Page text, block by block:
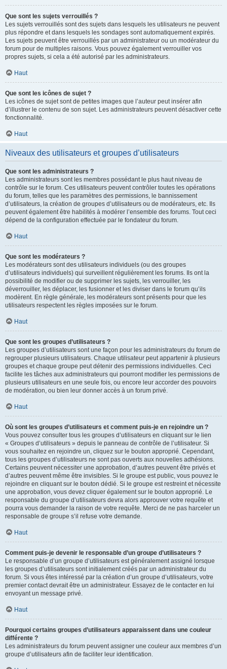
Que sont les sujets verrouillés ?
Les sujets verrouillés sont des sujets dans lesquels les utilisateurs ne peuvent
plus répondre et dans lesquels les sondages sont automatiquement expirés.
Les sujets peuvent être verrouillés par un administrateur ou un modérateur du
forum pour de multiples raisons. Vous pouvez également verrouiller vos
propres sujets, si cela a été autorisé par les administrateurs.
Haut
Que sont les icônes de sujet ?
Les icônes de sujet sont de petites images que l’auteur peut insérer afin
d’illustrer le contenu de son sujet. Les administrateurs peuvent désactiver cette
fonctionnalité.
Haut
Niveaux des utilisateurs et groupes d’utilisateurs
Que sont les administrateurs ?
Les administrateurs sont les membres possédant le plus haut niveau de
contrôle sur le forum. Ces utilisateurs peuvent contrôler toutes les opérations
du forum, telles que les paramètres des permissions, le bannissement
d’utilisateurs, la création de groupes d’utilisateurs ou de modérateurs, etc. Ils
peuvent également être habilités à modérer l’ensemble des forums. Tout ceci
dépend de la configuration effectuée par le fondateur du forum.
Haut
Que sont les modérateurs ?
Les modérateurs sont des utilisateurs individuels (ou des groupes
d’utilisateurs individuels) qui surveillent régulièrement les forums. Ils ont la
possibilité de modifier ou de supprimer les sujets, les verrouiller, les
déverrouiller, les déplacer, les fusionner et les diviser dans le forum qu’ils
modèrent. En règle générale, les modérateurs sont présents pour que les
utilisateurs respectent les règles imposées sur le forum.
Haut
Que sont les groupes d’utilisateurs ?
Les groupes d’utilisateurs sont une façon pour les administrateurs du forum de
regrouper plusieurs utilisateurs. Chaque utilisateur peut appartenir à plusieurs
groupes et chaque groupe peut détenir des permissions individuelles. Ceci
facilite les tâches aux administrateurs qui pourront modifier les permissions de
plusieurs utilisateurs en une seule fois, ou encore leur accorder des pouvoirs
de modération, ou bien leur donner accès à un forum privé.
Haut
Où sont les groupes d’utilisateurs et comment puis-je en rejoindre un ?
Vous pouvez consulter tous les groupes d’utilisateurs en cliquant sur le lien
« Groupes d’utilisateurs » depuis le panneau de contrôle de l’utilisateur. Si
vous souhaitez en rejoindre un, cliquez sur le bouton approprié. Cependant,
tous les groupes d’utilisateurs ne sont pas ouverts aux nouvelles adhésions.
Certains peuvent nécessiter une approbation, d’autres peuvent être privés et
d’autres peuvent même être invisibles. Si le groupe est public, vous pouvez le
rejoindre en cliquant sur le bouton dédié. Si le groupe est restreint et nécessite
une approbation, vous devez cliquer également sur le bouton approprié. Le
responsable du groupe d’utilisateurs devra alors approuver votre requête et
pourra vous demander la raison de votre requête. Merci de ne pas harceler un
responsable de groupe s’il refuse votre demande.
Haut
Comment puis-je devenir le responsable d’un groupe d’utilisateurs ?
Le responsable d’un groupe d’utilisateurs est généralement assigné lorsque
les groupes d’utilisateurs sont initialement créés par un administrateur du
forum. Si vous êtes intéressé par la création d’un groupe d’utilisateurs, votre
premier contact devrait être un administrateur. Essayez de le contacter en lui
envoyant un message privé.
Haut
Pourquoi certains groupes d’utilisateurs apparaissent dans une couleur
différente ?
Les administrateurs du forum peuvent assigner une couleur aux membres d’un
groupe d’utilisateurs afin de faciliter leur identification.